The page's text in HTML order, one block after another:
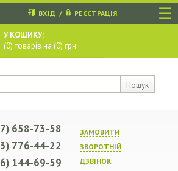
☰
Пошук
ВХІД / РЕЄСТРАЦІЯ
У КОШИКУ:
(0) товарів на (0) грн.
ЗАМОВИТИ
ЗВОРОТНIЙ
ДЗВIНОК
658-73-58
776-44-22
144-69-59